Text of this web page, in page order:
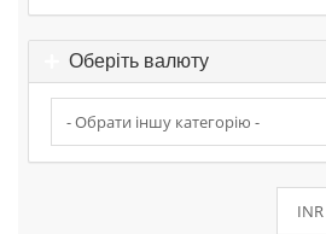
Оберіть валюту